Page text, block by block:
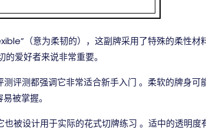
（意为柔韧的），这副牌采用了特殊的柔性材
爱好者来说非常重要。
测评测都强调它非常适合新手入门 。柔软的牌身可
被掌握。
也被设计用于实际的花式切牌练习 。适中的透明度